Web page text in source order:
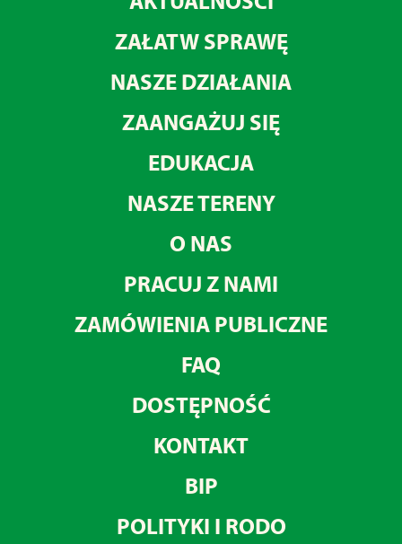
ZAŁATW SPRAWĘ
NASZE DZIAŁANIA
ZAANGAŻUJ SIĘ
EDUKACJA
NASZE TERENY
O NAS
PRACUJ Z NAMI
ZAMÓWIENIA PUBLICZNE
FAQ
DOSTĘPNOŚĆ
KONTAKT
BIP
POLITYKI I RODO